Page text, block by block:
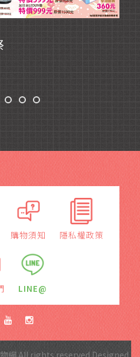
購物須知 隱私權政策
LINE@
網 All rights reserved.Designed